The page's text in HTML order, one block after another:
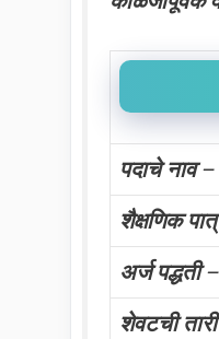
पदाचे नाव–
शैक्षणिक
अर्ज पद्धती–
शेवटची